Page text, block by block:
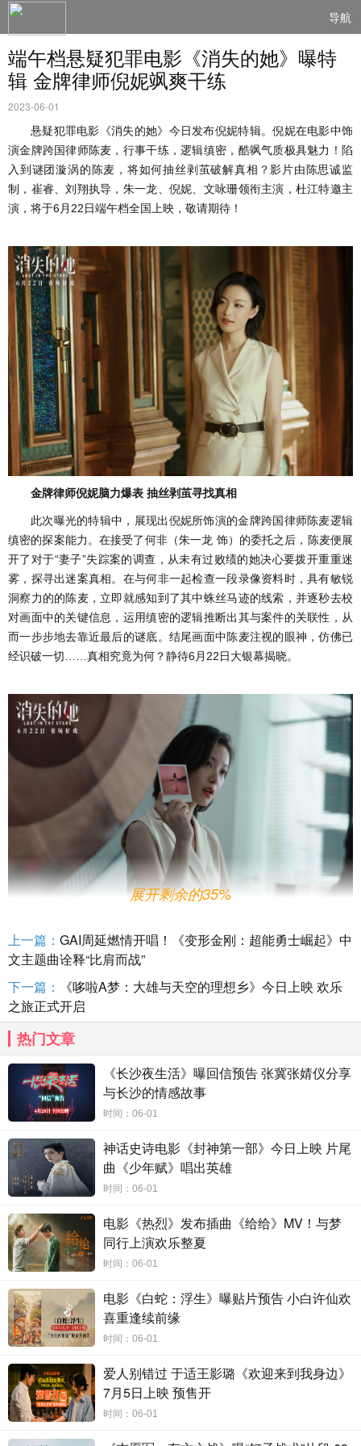
导航
端午档悬疑犯罪电影《消失的她》曝特
辑 金牌律师倪妮飒爽干练
2023-06-01
悬疑犯罪电影《消失的她》今日发布倪妮特辑。倪妮在电影中饰
演金牌跨国律师陈麦，行事干练，逻辑缜密，酷飒气质极具魅力！陷
入到谜团漩涡的陈麦，将如何抽丝剥茧破解真相？影片由陈思诚监
制，崔睿、刘翔执导，朱一龙、倪妮、文咏珊领衔主演，杜江特邀主
演，将于6月22日端午档全国上映，敬请期待！
金牌律师倪妮脑力爆表 抽丝剥茧寻找真相
此次曝光的特辑中，展现出倪妮所饰演的金牌跨国律师陈麦逻辑
缜密的探案能力。在接受了何非（朱一龙 饰）的委托之后，陈麦便展
开了对于“妻子”失踪案的调查，从未有过败绩的她决心要拨开重重迷
雾，探寻出迷案真相。在与何非一起检查一段录像资料时，具有敏锐
洞察力的的陈麦，立即就感知到了其中蛛丝马迹的线索，并逐秒去校
对画面中的关键信息，运用缜密的逻辑推断出其与案件的关联性，从
而一步步地去靠近最后的谜底。结尾画面中陈麦注视的眼神，仿佛已
经识破一切……真相究竟为何？静待6月22日大银幕揭晓。
戏内戏外行事干练完美契合 酷飒倪妮魅力值拉满
从摘下机车头盔瞬间的甩头杀，到硬气沟通时的自信与从容，影
片中又酷又飒的金牌律师陈麦给众多观众都留下了深刻印象，让监制
陈思诚都不禁感叹这个角色“特别的有魅力”！
戏中的陈麦飒爽十足，戏外片场的倪妮同样也是行事干练。影片
此前曝光的花絮中，当对手戏演员因紧张而出现失误时，一旁的倪妮
会主动上前与其交流，并暖心鼓励对方，帮助对方优化表演状态，让
影片拍摄过程更高效，呈现效果更精准。双语切换沟通无障碍，台词
干脆利落，演员气质与角色形象的契合度，让观众称赞“超贴脸”！
电影《消失的她》由北京壹同传奇影视文化有限公司、上海淘票
票影视文化有限公司出品，上海电影（集团）有限公司、天津猫眼微
媒股份有限公司、麦特影业（湖北）有限公司、上海人马创造影视传
媒有限公司、上海儒意影视制作有限公司、北京微梦创科网络技术有
限公司、抖音文化（厦门）有限公司、光谱合元国际文化传媒（北
有限公司、北京佳片影视科技有限公司、北京光影时代酒店管理有限
公司联合出品，将于2023年6月22日端午档全国上映！
展开剩余的35%
上一篇： GAI周延燃情开唱！《变形金刚：超能勇士崛起》中
文主题曲诠释“比肩而战”
下一篇：
《哆啦A梦：大雄与天空的理想乡》今日上映 欢乐
之旅正式开启
热门文章
《长沙夜生活》曝回信预告 张冀张婧仪分享
与长沙的情感故事
时间：06-01
神话史诗电影《封神第一部》今日上映 片尾
曲《少年赋》唱出英雄
时间：06-01
电影《热烈》发布插曲《给给》MV！与梦
同行上演欢乐整夏
时间：06-01
电影《白蛇：浮生》曝贴片预告 小白许仙欢
喜重逢续前缘
时间：06-01
爱人别错过 于适王影璐《欢迎来到我身边》
7月5日上映 预售开
时间：06-01